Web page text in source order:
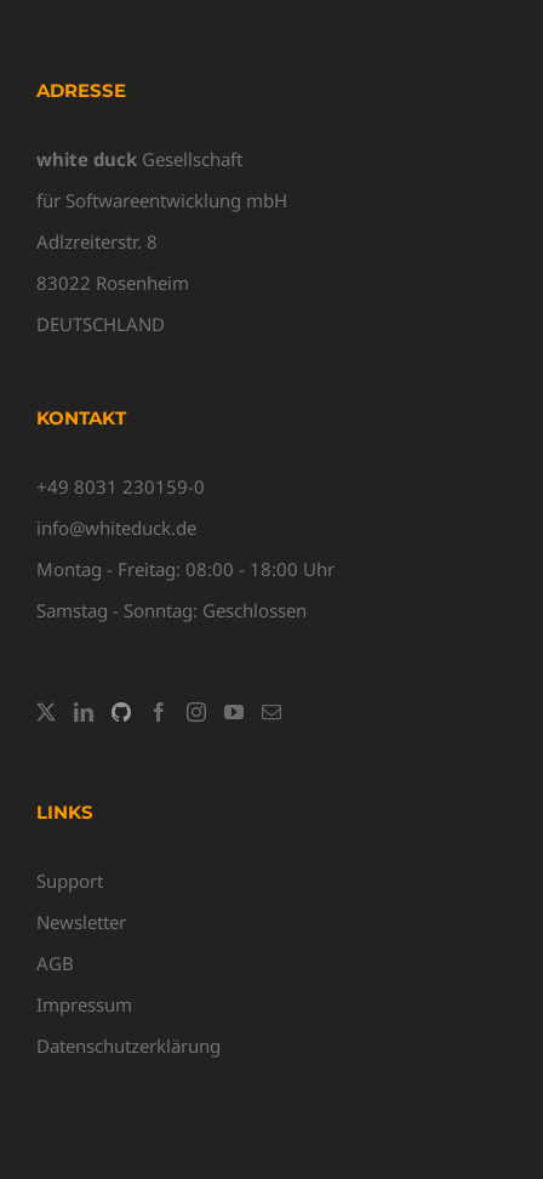
ADRESSE
white duck Gesellschaft
für Softwareentwicklung mbH
Adlzreiterstr. 8
83022 Rosenheim
DEUTSCHLAND
KONTAKT
+49 8031 230159-0
info@whiteduck.de
Montag - Freitag: 08:00 - 18:00 Uhr
Samstag - Sonntag: Geschlossen
LINKS
Support
Newsletter
AGB
Impressum
Datenschutzerklärung